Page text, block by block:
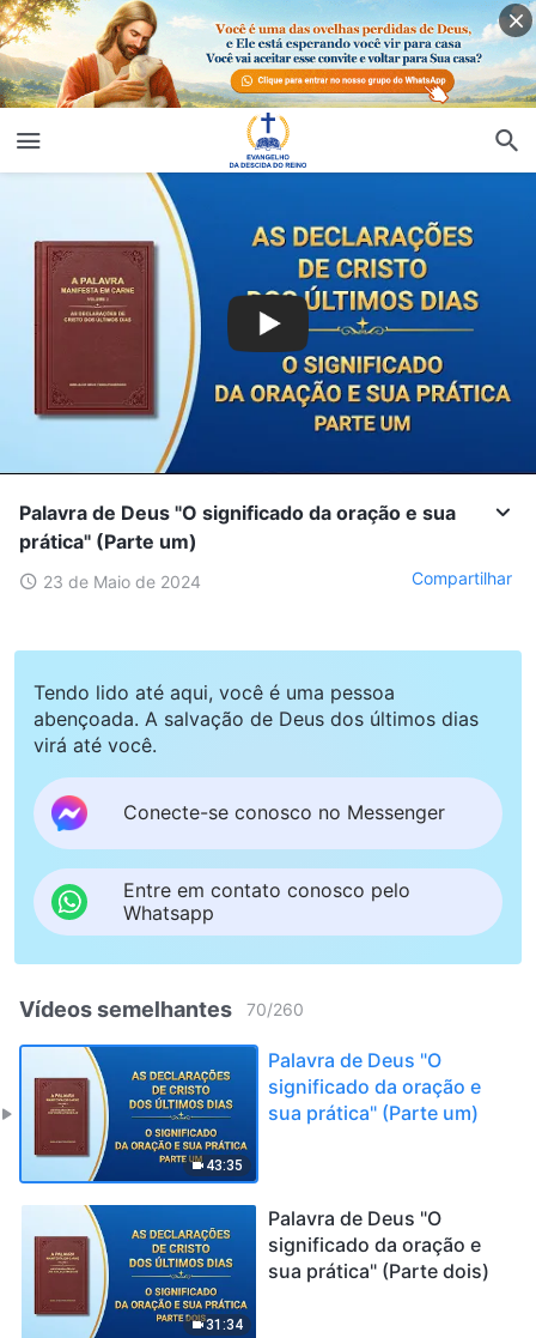
Palavra de Deus "O significado da oração e sua
prática" (Parte um)
23 de Maio de 2024 Compartilhar
Tendo lido até aqui, você é uma pessoa
abençoada. A salvação de Deus dos últimos dias
virá até você.
Conecte-se conosco no Messenger
Entre em contato conosco pelo
Whatsapp
Vídeos semelhantes 70/260
43:35
Palavra de Deus "O
significado da oração e
sua prática" (Parte um)
31:34
Palavra de Deus "O
significado da oração e
sua prática" (Parte dois)